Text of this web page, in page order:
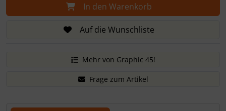
In den Warenkorb
Auf die Wunschliste
Mehr von Graphic 45!
Frage zum Artikel